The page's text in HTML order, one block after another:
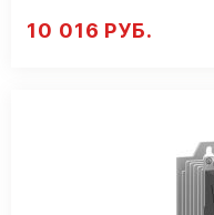
10 016 РУБ.